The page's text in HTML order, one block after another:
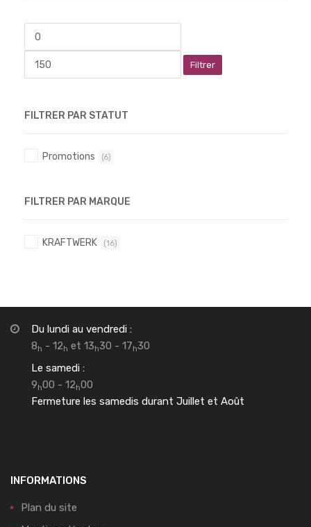
Filtrer
FILTRER PAR STATUT
Promotions (6)
FILTRER PAR MARQUE
KRAFTWERK (16)
Du lundi au vendredi :
8h - 12h et 13h30 - 17h30
Le samedi :
9h00 - 12h00
Fermeture les samedis durant Juillet et Août
INFORMATIONS
Plan du site